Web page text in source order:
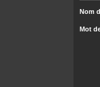
Nom
Mot